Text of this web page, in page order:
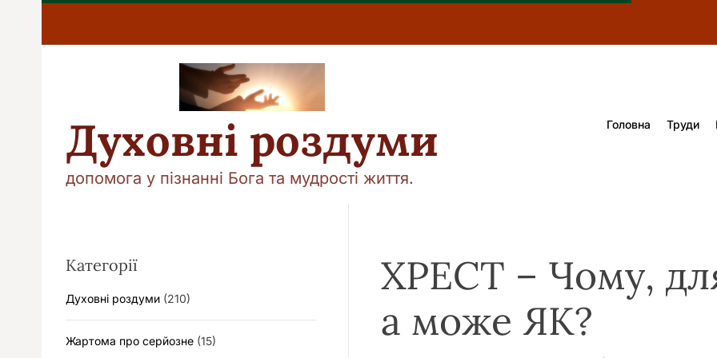
П
р
Духовні роздуми
допомога у пізнанні Бога та мудрості життя.
Головна Труди
ХРЕСТ – Чому,
а може ЯК?
Категорії
Духовні роздуми (210)
Жартома про серйозне (15)